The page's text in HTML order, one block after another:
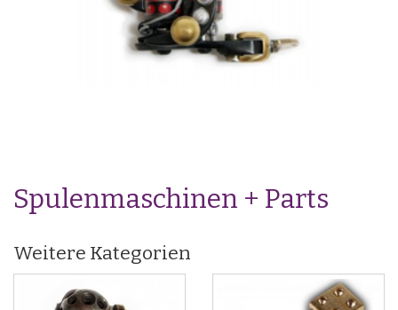
Spulenmaschinen + Parts
Weitere Kategorien